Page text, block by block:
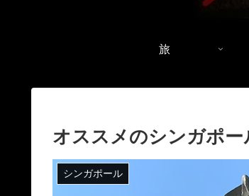
旅
オススメのシンガポー
シンガポール